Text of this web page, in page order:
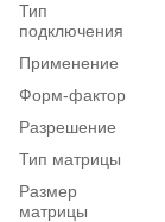
Тип
подключения
Применение
Форм-фактор
Разрешение
Тип матрицы
Размер
матрицы